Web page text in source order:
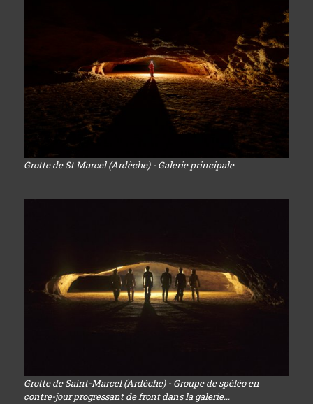
Grotte de St Marcel (Ardèche) - Galerie principale
Grotte de Saint-Marcel (Ardèche) - Groupe de spéléo en
contre-jour progressant de front dans la galerie...